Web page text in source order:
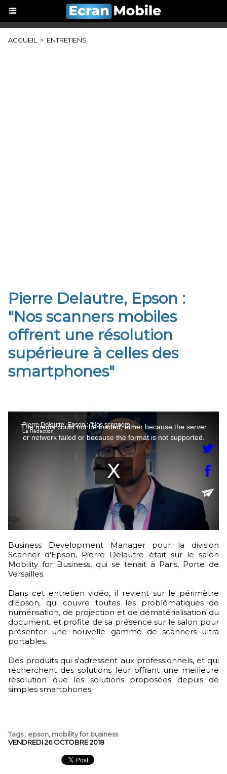
ACCUEIL > ENTRETIENS
Pierre Delautre, Epson :
"Nos scanners mobiles
offrent une résolution
supérieure à celles des
smartphones"
Business Development Manager pour la division
Scanner d'Epson, Pierre Delautre était sur le salon
Mobility for Business, qui se tenait à Paris, Porte de
Versailles.
Dans cet entretien vidéo, il revient sur le périmètre
d'Epson, qui couvre toutes les problématiques de
numérisation, de projection et de dématérialisation du
document, et profite de sa présence sur le salon pour
présenter une nouvelle gamme de scanners ultra
portables.
Des produits qui s'adressent aux professionnels, et qui
recherchent des solutions leur offrant une meilleure
résolution que les solutions proposées depuis de
simples smartphones.
Tags: epson, mobility for business
VENDREDI 26 OCTOBRE 2018